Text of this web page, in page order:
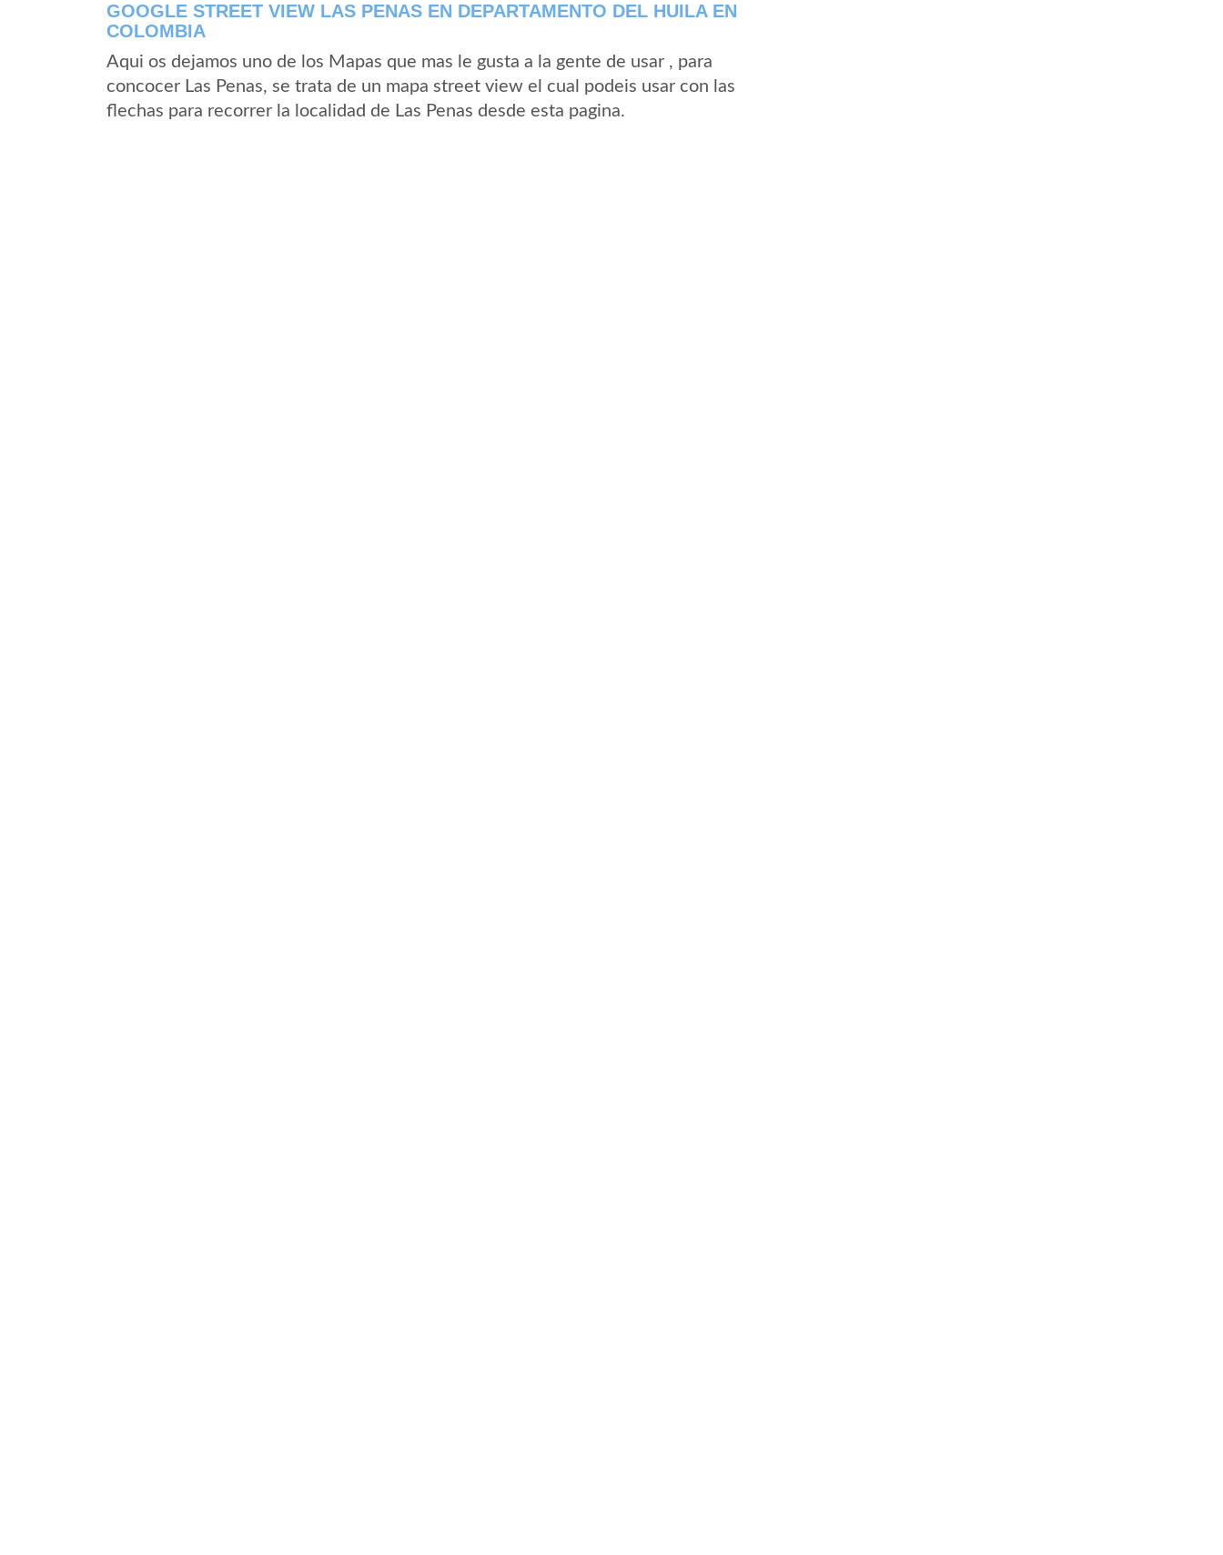
GOOGLE STREET VIEW LAS PENAS EN DEPARTAMENTO DEL HUILA EN
COLOMBIA
Aqui os dejamos uno de los Mapas que mas le gusta a la gente de usar , para
concocer Las Penas, se trata de un mapa street view el cual podeis usar con las
flechas para recorrer la localidad de Las Penas desde esta pagina.